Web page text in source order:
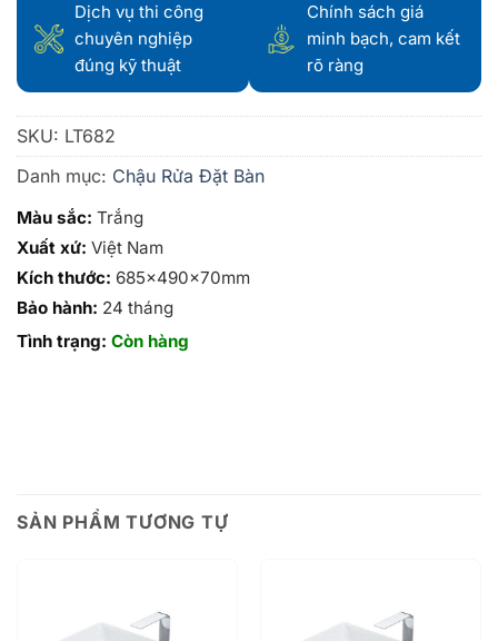
Dịch vụ thi công
chuyên nghiệp
đúng kỹ thuật
Chính sách giá
minh bạch, cam kết
rõ ràng
SKU: LT682
Danh mục: Chậu Rửa Đặt Bàn
Màu sắc: Trắng
Xuất xứ: Việt Nam
Kích thước: 685x490x70mm
Bảo hành: 24 tháng
Tình trạng: Còn hàng
SẢN PHẨM TƯƠNG TỰ